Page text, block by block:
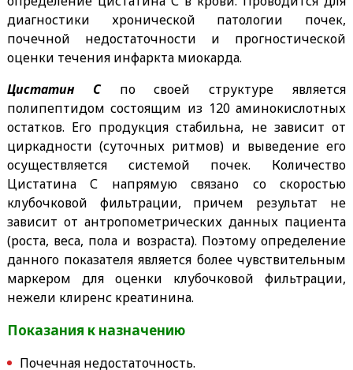
диагностики хронической патологии почек,
почечной недостаточности и прогностической
оценки течения инфаркта миокарда.
Цистатин Спо своей структуре является
полипептидом состоящим из 120 аминокислотных
остатков. Его продукция стабильна, не зависит от
циркадности (суточных ритмов) и выведение его
осуществляется системой почек. Количество
Цистатина С напрямую связано со скоростью
клубочковой фильтрации, причем результат не
зависит от антропометрических данных пациента
(роста, веса, пола и возраста). Поэтому определение
данного показателя является более чувствительным
маркером для оценки клубочковой фильтрации,
нежели клиренс креатинина.
Показания к назначению
Почечная недостаточность.